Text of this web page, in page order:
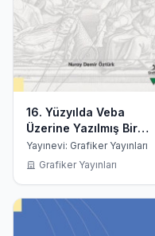
16. Yüzyılda Veba
Üzerine Yazılmış Bir
Tıp Eseri
Yayınevi: Grafiker Yayınları
Grafiker Yayınları